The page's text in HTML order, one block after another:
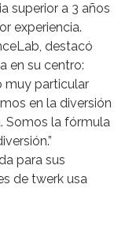
superior a 3 años
experiencia.
destacó
en su centro:
muy particular
en la diversión
Somos la fórmula
para sus
de twerk usa